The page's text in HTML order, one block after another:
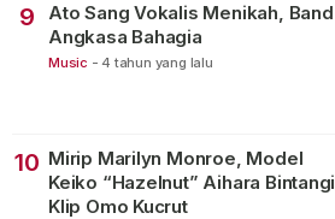
9
Ato Sang Vokalis Menikah, Band
Angkasa Bahagia
Music - 4 tahun yang lalu
10 Mirip Marilyn Monroe, Model
Keiko “Hazelnut” Aihara Bintangi
Klip Omo Kucrut